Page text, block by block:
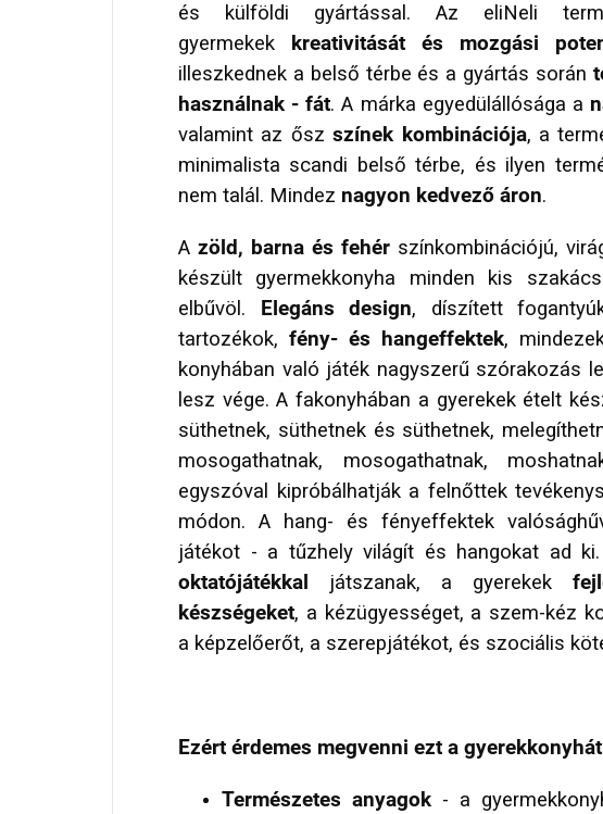
és külföldi gyártással. Az eliNeli
gyermekek
kreativitását és mozgási
illeszkednek a belső térbe és a gyártás során
használnak - fát. A márka egyedülállósága a
valamint az őszszínek kombinációja, a
minimalista scandi belső térbe, és ilyen
nem talál. Mindez nagyon kedvező áron.
Azöld, barna és fehér színkombinációjú,
készült gyermekkonyha minden kis
elbűvöl.
Elegáns design, díszített
tartozékok, fény- és hangeffektek,
konyhában való játék nagyszerű szórakozás
lesz vége. A fakonyhában a gyerekek ételt
süthetnek, süthetnek és süthetnek,
mosogathatnak, mosogathatnak,
egyszóval kipróbálhatják a felnőttek
módon. A hang- és fényeffektek
játékot - a tűzhely világít és hangokat ad
oktatójátékkal
játszanak, a gyerekek
készségeket, a kézügyességet, a szem-kéz
a képzelőerőt, a szerepjátékot, és szociális
Ezért érdemes megvenni ezt a
Természetes anyagok - a